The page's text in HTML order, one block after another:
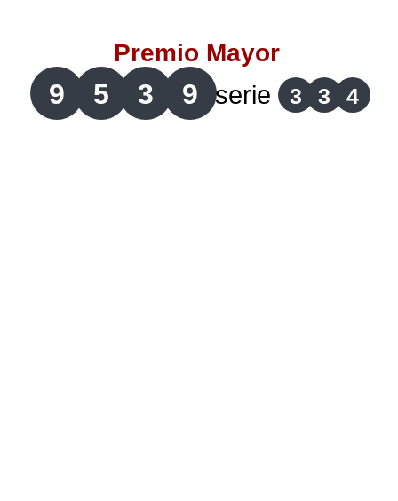
Lotería de Santander
Lotería del Cauca
Premio Mayor
9 5 3 9 serie 3 3 4